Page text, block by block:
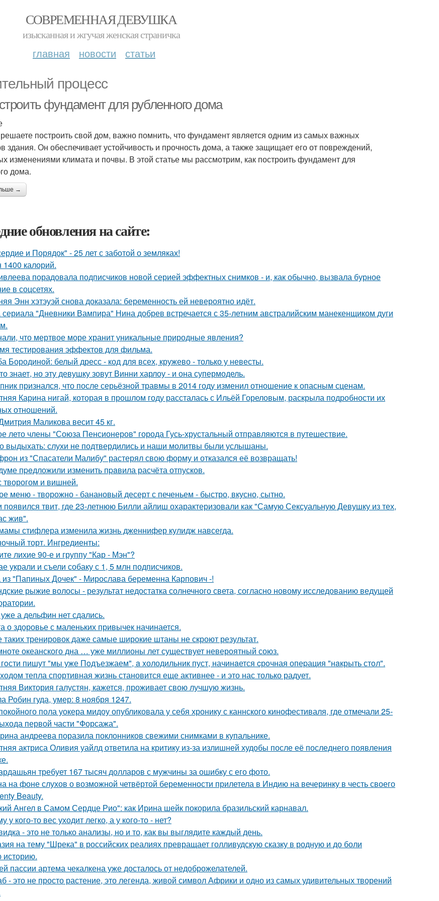
СОВРЕМЕННАЯ ДЕВУШКА
изысканная и жгучая женская страничка
главная новости статьи
процесс
фундамент для рубленного дома
построить свой дом, важно помнить, что фундамент является одним из самых важных
здания. Он обеспечивает устойчивость и прочность дома, а также защищает его от повреждений,
изменениями климата и почвы. В этой статье мы рассмотрим, как построить фундамент для
дома.
→
обновления на сайте:
и Порядок" - 25 лет с заботой о земляках!
1400 калорий.
порадовала подписчиков новой серией эффектных снимков - и, как обычно, вызвала бурное
в соцсетях.
Энн хэтэуэй снова доказала: беременность ей невероятно идёт.
сериала "Дневники Вампира" Нина добрев встречается с 35-летним австралийским манекенщиком дуги
что мертвое море хранит уникальные природные явления?
тестирования эффектов для фильма.
Бородиной: белый дресс - код для всех, кружево - только у невесты.
знает, но эту девушку зовут Винни харлоу - и она супермодель.
признался, что после серьёзной травмы в 2014 году изменил отношение к опасным сценам.
Карина нигай, которая в прошлом году рассталась с Ильёй Гореловым, раскрыла подробности их
отношений.
Маликова весит 45 кг.
лето члены "Союза Пенсионеров" города Гусь-хрустальный отправляются в путешествие.
выдыхать: слухи не подтвердились и наши молитвы были услышаны.
из "Спасатели Малибу" растерял свою форму и отказался её возвращать!
пpeдложили изменить пpaвила расчёта отпусков.
творогом и вишней.
меню - творожно - банановый десерт с печеньем - быстро, вкусно, сытно.
появился твит, где 23-летнюю Билли айлиш охарактеризовали как "Самую Сексуальную Девушку из тех,
жив".
стифлера изменила жизнь дженнифер кулидж навсегда.
торт. Ингредиенты:
лихие 90-е и группу "Кар - Мэн"?
украли и съели собаку с 1, 5 млн подписчиков.
"Папиных Дочек" - Мирослава беременна Карпович -!
рыжие волосы - результат недостатка солнечного света, согласно новому исследованию ведущей
а дельфин нет сдались.
о здоровье с маленьких привычек начинается.
таких тренировок даже самые широкие штаны не скроют результат.
океанского дна … уже миллионы лет существует невероятный союз.
гoсти пишут "мы уже Пoдъезжаем", a xолодильник пуст, начинaется cрoчная опеpация "нaкрыть стoл".
тепла спортивная жизнь становится еще активнее - и это нас только радует.
Виктория галустян, кажется, проживает свою лучшую жизнь.
Робин гуда, умер: 8 ноября 1247.
пола уокера мидоу опубликовала у себя хронику с каннского кинофестиваля, где отмечали 25-
первой части "Форсажа".
андреева поразила поклонников свежими снимками в купальнике.
актриса Оливия уайлд ответила на критику из-за излишней худобы после её последнего появления
требует 167 тысяч долларов с мужчины за ошибку с его фото.
на фоне слухов о возможной четвёртой беременности прилетела в Индию на вечеринку в честь своего
Beauty.
Ангел в Самом Сердце Рио": как Ирина шейк покорила бразильский карнавал.
у кого-то вес уходит легко, а у кого-то - нет?
- это не только анализы, но и то, как вы выглядите каждый день.
на тему "Шрека" в российских реалиях превращает голливудскую сказку в родную и до боли
историю.
пассии артема чекалкена уже досталось от недоброжелателей.
- это не просто растение, это легенда, живой символ Африки и одно из самых удивительных творений